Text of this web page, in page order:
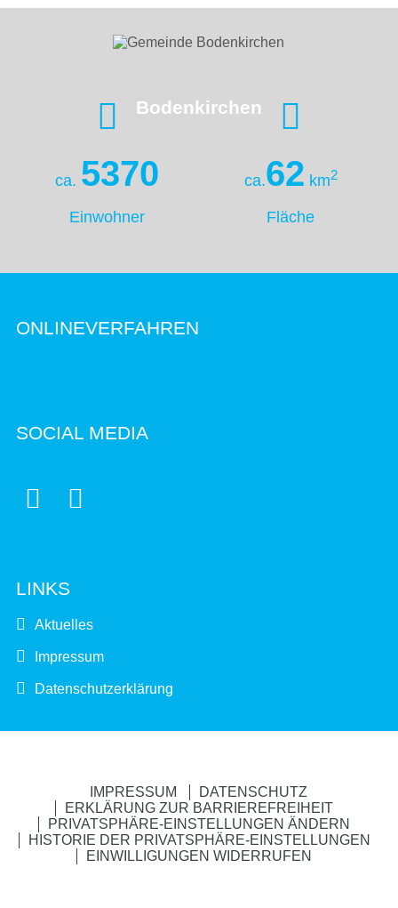
Bodenkirchen
ca. 5370
Einwohner
ca.62 km2
Fläche
ONLINEVERFAHREN
SOCIAL MEDIA
 
LINKS
Aktuelles
Impressum
Datenschutzerklärung
IMPRESSUM
DATENSCHUTZ
ERKLÄRUNG ZUR BARRIEREFREIHEIT
PRIVATSPHÄRE-EINSTELLUNGEN ÄNDERN
HISTORIE DER PRIVATSPHÄRE-EINSTELLUNGEN
EINWILLIGUNGEN WIDERRUFEN